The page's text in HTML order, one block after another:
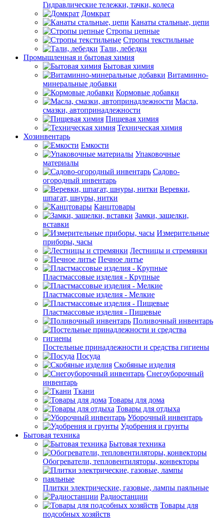
Гидравлические тележки, тачки, колеса
Домкрат
Канаты стальные, цепи
Стропы цепные
Стропы текстильные
Тали, лебедки
Промышленная и бытовая химия
Бытовая химия
Витаминно-
минеральные добавки
Кормовые добавки
Масла,
смазки, автопринадлежности
Пищевая химия
Техническая химия
Хозинвентарь
Емкости
Упаковочные
материалы
Садово-
огородный инвентарь
Веревки,
шпагат, шнуры, нитки
Канцтовары
Замки, защелки,
вставки
Измерительные
приборы, часы
Лестницы и стремянки
Печное литье
Пластмассовые изделия - Крупные
Пластмассовые изделия - Мелкие
Пластмассовые изделия - Пищевые
Поливочный инвентарь
Постельные принадлежности и средства гигиены
Посуда
Скобяные изделия
Снегоуборочный
инвентарь
Ткани
Товары для дома
Товары для отдыха
Уборочный инвентарь
Удобрения и грунты
Бытовая техника
Бытовая техника
Обогреватели, тепловентиляторы, конвекторы
Плитки электрические, газовые, лампы паяльные
Радиостанции
Товары для
подсобных хозяйств